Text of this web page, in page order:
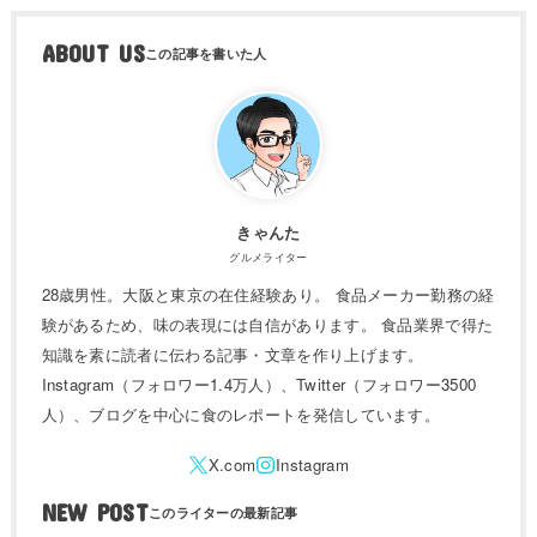
ABOUT US
きゃんた
グルメライター
28歳男性。大阪と東京の在住経験あり。 食品メーカー勤務の経
験があるため、味の表現には自信があります。 食品業界で得た
知識を素に読者に伝わる記事・文章を作り上げます。
Instagram（フォロワー1.4万人）、Twitter（フォロワー3500
人）、ブログを中心に食のレポートを発信しています。
NEW POST